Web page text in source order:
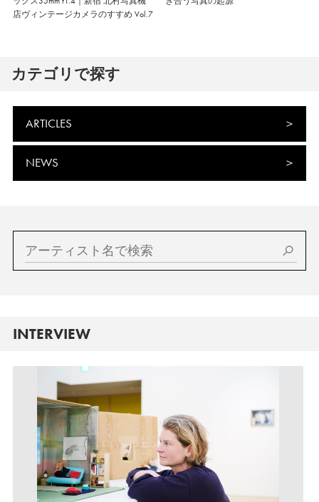
店ヴィンテージカメラのすすめ Vol.7
カテゴリで探す
ARTICLES
NEWS
INTERVIEW